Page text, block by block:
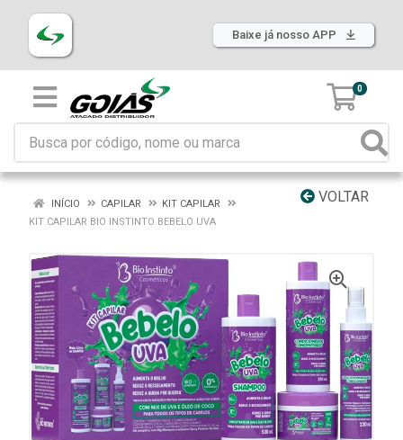
Baixe já nosso APP
0
VOLTAR
INÍCIO CAPILAR
KIT CAPILAR
KIT CAPILAR BIO INSTINTO BEBELO UVA